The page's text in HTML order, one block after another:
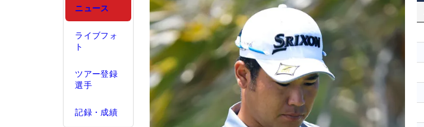
ニュース
ライブフォ
ト
ツアー登録
選手
記録・成績